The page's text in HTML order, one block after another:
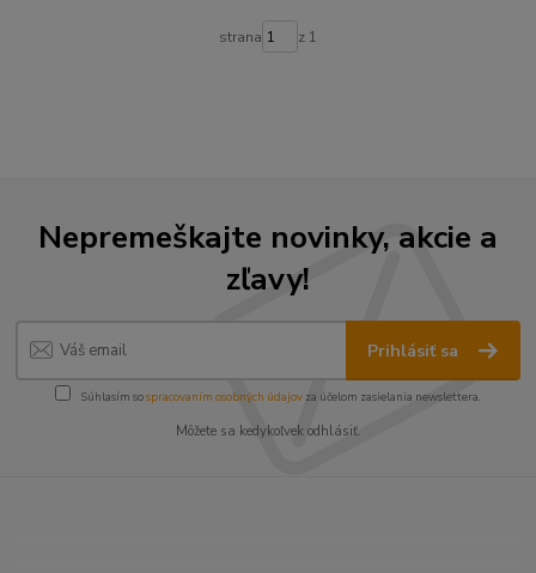
strana z 1
Nepremeškajte novinky, akcie a
zľavy!
Prihlásiť sa
Súhlasím sospracovaním osobných údajov za účelom zasielania newslettera.
Môžete sa kedykoľvek odhlásiť.